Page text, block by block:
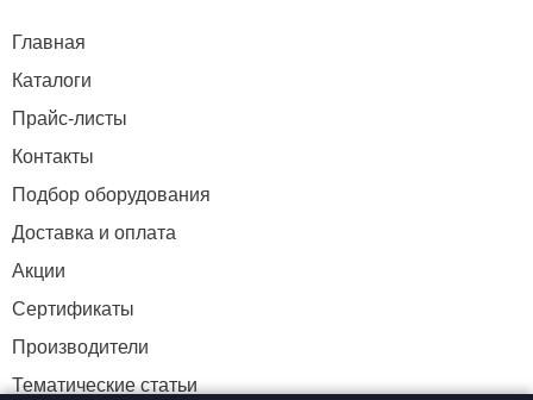
Главная
Каталоги
Прайс-листы
Контакты
Подбор оборудования
Доставка и оплата
Акции
Сертификаты
Производители
Тематические статьи